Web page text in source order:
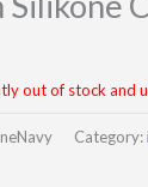
out of stock and
Category: